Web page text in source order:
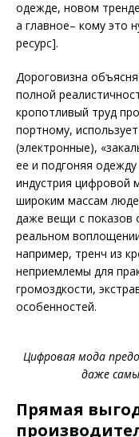
одежде, новом
а главное– кому это
ресурс].
Дороговизна
полной
кропотливый труд
портному,
(электронные),
ее и подгоняя
индустрия цифровой
широким массам
даже вещи с показов
реальном
например, тренч из
неприемлемы для
громоздкости,
особенностей.
Цифровая мода
даже
Прямая